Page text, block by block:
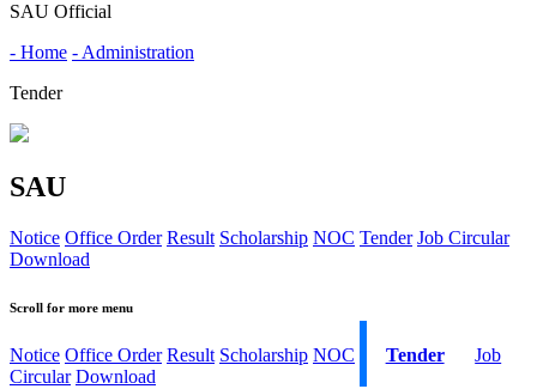
SAU Official
- Home - Administration
Tender
SAU
Notice Office Order Result Scholarship NOC Tender Job Circular
Download
Scroll for more menu
Notice Office Order Result Scholarship NOC Tender
Job
Circular Download